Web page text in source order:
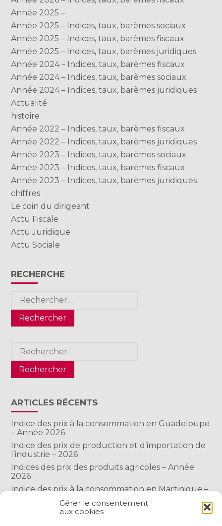
Gérer le consentement
aux cookies
Année 2025 –
Année 2025 – Indices, taux, barèmes sociaux
Année 2025 – Indices, taux, barèmes fiscaux
Année 2025 – Indices, taux, barèmes juridiques
Année 2024 – Indices, taux, barèmes fiscaux
Année 2024 – Indices, taux, barèmes sociaux
Année 2024 – Indices, taux, barèmes juridiques
Actualité
histoire
Année 2022 – Indices, taux, barèmes fiscaux
Année 2022 – Indices, taux, barèmes juridiques
Année 2023 – Indices, taux, barèmes sociaux
Année 2023 – Indices, taux, barèmes fiscaux
Année 2023 – Indices, taux, barèmes juridiques
chiffres
Le coin du dirigeant
Actu Fiscale
Actu Juridique
Actu Sociale
RECHERCHE
Rechercher :
Rechercher :
ARTICLES RÉCENTS
Indice des prix à la consommation en Guadeloupe
– Année 2026
Indice des prix de production et d’importation de
l’industrie – 2026
Indices des prix des produits agricoles – Année
2026
Indice des prix à la consommation en Martinique –
Indice des prix à la consommation à Mayotte –